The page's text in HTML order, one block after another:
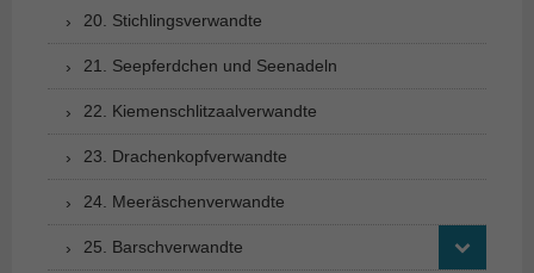
20. Stichlingsverwandte
21. Seepferdchen und Seenadeln
22. Kiemenschlitzaalverwandte
23. Drachenkopfverwandte
24. Meeräschenverwandte
25. Barschverwandte